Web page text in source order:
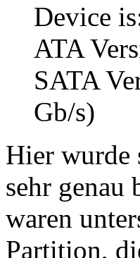
Device
ATA
SATA
Gb/s)
Hier wurde
sehr genau
waren
Partition,